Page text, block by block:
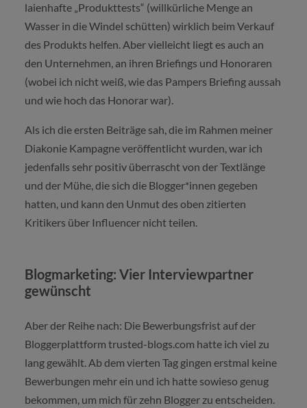
laienhafte „Produkttests“ (willkürliche Menge an
Wasser in die Windel schütten) wirklich beim Verkauf
des Produkts helfen. Aber vielleicht liegt es auch an
den Unternehmen, an ihren Briefings und Honoraren
(wobei ich nicht weiß, wie das Pampers Briefing aussah
und wie hoch das Honorar war).
Als ich die ersten Beiträge sah, die im Rahmen meiner
Diakonie Kampagne veröffentlicht wurden, war ich
jedenfalls sehr positiv überrascht von der Textlänge
und der Mühe, die sich die Blogger*innen gegeben
hatten, und kann den Unmut des oben zitierten
Kritikers über Influencer nicht teilen.
Blogmarketing: Vier Interviewpartner
gewünscht
Aber der Reihe nach: Die Bewerbungsfrist auf der
Bloggerplattform trusted-blogs.com hatte ich viel zu
lang gewählt. Ab dem vierten Tag gingen erstmal keine
Bewerbungen mehr ein und ich hatte sowieso genug
bekommen, um mich für zehn Blogger zu entscheiden.